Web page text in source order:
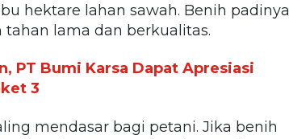
hektare lahan sawah. Benih padinya
lama dan berkualitas.
PT Bumi Karsa Dapat Apresiasi
3
mendasar bagi petani. Jika benih